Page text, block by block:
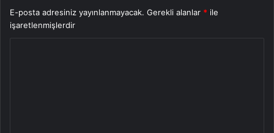
E-posta adresiniz yayınlanmayacak. Gerekli alanlar * ile
işaretlenmişlerdir